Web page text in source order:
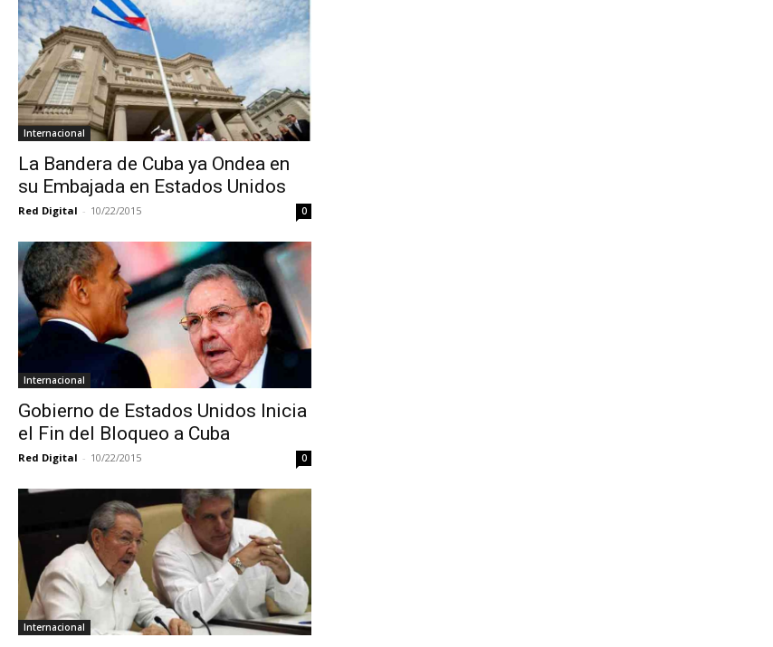
Internacional
La Bandera de Cuba ya Ondea en
su Embajada en Estados Unidos
Red Digital - 10/22/2015 0
Internacional
Gobierno de Estados Unidos Inicia
el Fin del Bloqueo a Cuba
Red Digital - 10/22/2015 0
Internacional